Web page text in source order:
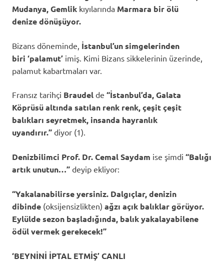
Mudanya, Gemlik kıyılarında Marmara bir ölü
denizedönüşüyor.
Bizans döneminde, İstanbul’un simgelerinden
biri ‘palamut’ imiş. Kimi Bizans sikkelerinin üzerinde,
palamut kabartmaları var.
Fransız tarihçi Braudel de “İstanbul’da, Galata
Köprüsü altında satılan renk renk, çeşit çeşit
balıkları seyretmek, insanda hayranlık
uyandırır.” diyor (1).
Denizbilimci Prof. Dr.Cemal Saydam ise şimdi “Balığı
artık unutun…” deyip ekliyor:
“Yakalanabilirse yersiniz. Dalgıçlar, denizin
dibinde (oksijensizlikten) ağzı açık balıklar görüyor.
Eylülde sezon başladığında, balık yakalayabilene
ödül vermek gerekecek!”
‘BEYNİNİ İPTAL ETMİŞ’ CANLI